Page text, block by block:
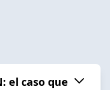
el caso que